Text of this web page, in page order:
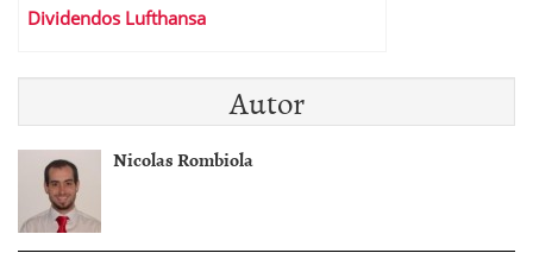
Dividendos Lufthansa
Autor
Nicolas Rombiola